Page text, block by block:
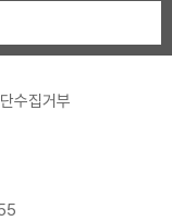
수집거부